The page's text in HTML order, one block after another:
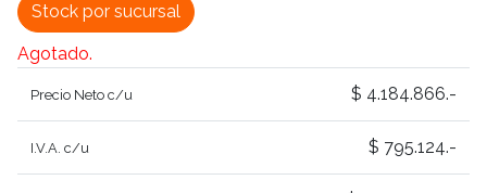
Stock por sucursal
Agotado.
Precio Neto c/u $ 4.184.866.-
I.V.A. c/u $ 795.124.-